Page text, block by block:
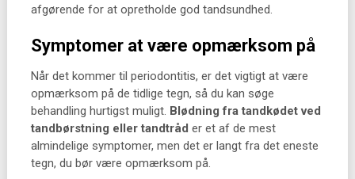
afgørende for at opretholde god tandsundhed.
Symptomer at være opmærksom på
Når det kommer til periodontitis, er det vigtigt at være
opmærksom på de tidlige tegn, så du kan søge
behandling hurtigst muligt. Blødning fra tandkødet ved
tandbørstning eller tandtråd er et af de mest
almindelige symptomer, men det er langt fra det eneste
tegn, du bør være opmærksom på.